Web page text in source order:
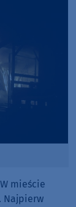
mieście
Najpierw